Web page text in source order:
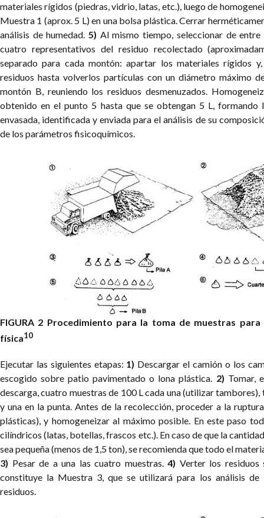
materiales rígidos (piedras, vidrio, latas, etc.), luego de
Muestra 1 (aprox. 5 L) en una bolsa plástica. Cerrar
análisis de humedad. 5) Al mismo tiempo, seleccionar de
cuatro representativos del residuo recolectado
separado para cada montón: apartar los materiales rígidos
residuos hasta volverlos partículas con un diámetro máximo
montón B, reuniendo los residuos desmenuzados.
obtenido en el punto 5 hasta que se obtengan 5 L, formando
envasada, identificada y enviada para el análisis de su
de los parámetros fisicoquímicos.
FIGURA 2 Procedimiento para la toma de muestras para
física10
Ejecutar las siguientes etapas: 1) Descargar el camión o los
escogido sobre patio pavimentado o lona plástica. 2) Tomar,
descarga, cuatro muestras de 100 L cada una (utilizar tambores),
y una en la punta. Antes de la recolección, proceder a la
plásticas), y homogeneizar al máximo posible. En este paso
cilíndricos (latas, botellas, frascos etc.). En caso de que la
sea pequeña (menos de 1,5 ton), se recomienda que todo el
3) Pesar de a una las cuatro muestras. 4) Verter los residuos
constituye la Muestra 3, que se utilizará para los análisis
residuos.